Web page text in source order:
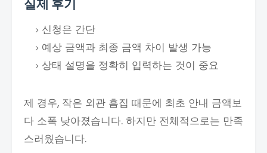
실제 후기
신청은 간단
예상 금액과 최종 금액 차이 발생 가능
상태 설명을 정확히 입력하는 것이 중요
제 경우, 작은 외관 흠집 때문에 최초 안내 금액보
다 소폭 낮아졌습니다. 하지만 전체적으로는 만족
스러웠습니다.